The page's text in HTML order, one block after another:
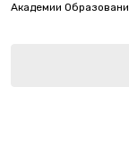
Академии